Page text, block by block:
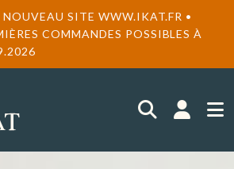
NOUVEAU SITE WWW.IKAT.FR •
COMMANDES POSSIBLES À